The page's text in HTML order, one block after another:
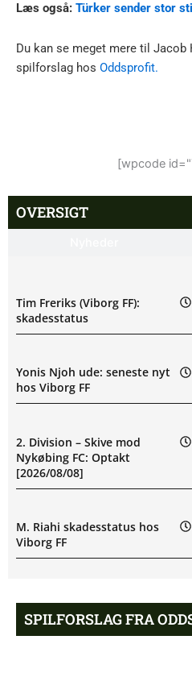
Læs også: Türker sender stor
Du kan se meget mere til Jacob
spilforslag hos Oddsprofit.
[wpcode
OVERSIGT
Tim Freriks (Viborg FF):
skadesstatus
Yonis Njoh ude: seneste nyt
hos Viborg FF
2. Division – Skive mod
Nykøbing FC: Optakt
[2026/08/08]
M. Riahi skadesstatus hos
Viborg FF
skade hos Bodø/Glimt
SPILFORSLAG FRA